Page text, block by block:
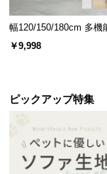
十分な深さの
貨、ワイドサ
納できます。
幅120/150/180cm 多機
ード 木目/石目調 オー
引き出し収納付き
￥9,998
ピックアップ特集